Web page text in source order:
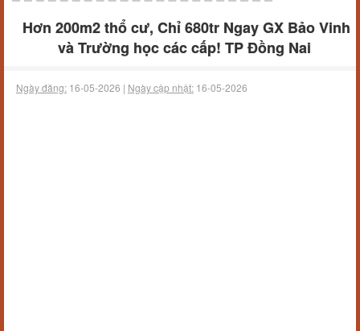
Hơn 200m2 thổ cư, Chỉ 680tr Ngay GX Bảo Vinh
và Trường học các cấp! TP Đồng Nai
Ngày đăng: 16-05-2026 | Ngày cập nhật: 16-05-2026